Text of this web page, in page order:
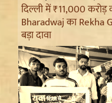
दिल्ली में ₹11,000 करोड़
Bharadwaj का Rekha
बड़ा दावा